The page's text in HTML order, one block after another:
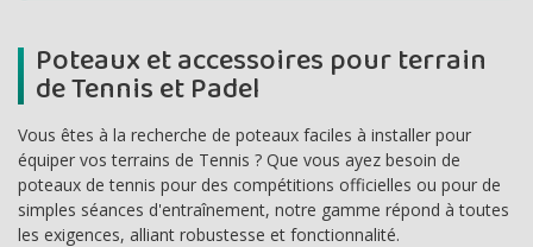
Poteaux et accessoires pour terrain
de Tennis et Padel
Vous êtes à la recherche de poteaux faciles à installer pour
équiper vos terrains de Tennis ? Que vous ayez besoin de
poteaux de tennis pour des compétitions officielles ou pour de
simples séances d'entraînement, notre gamme répond à toutes
les exigences, alliant robustesse et fonctionnalité.